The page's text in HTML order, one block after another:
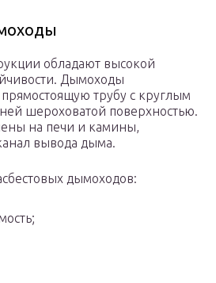
обладают высокой
Дымоходы
трубу с круглым
шероховатой поверхностью.
на печи и камины,
вывода дыма.
дымоходов: